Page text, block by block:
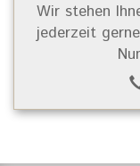
Wir stehen
jederzeit